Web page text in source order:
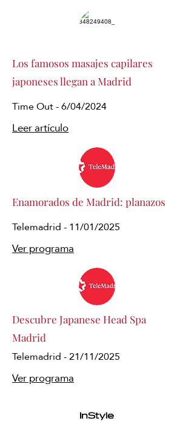
Los famosos masajes capilares
japoneses llegan a Madrid
Time Out - 6/04/2024
Leer artículo
Enamorados de Madrid: planazos
Telemadrid - 11/01/2025
Ver programa
Descubre Japanese Head Spa
Madrid
Telemadrid - 21/11/2025
Ver programa